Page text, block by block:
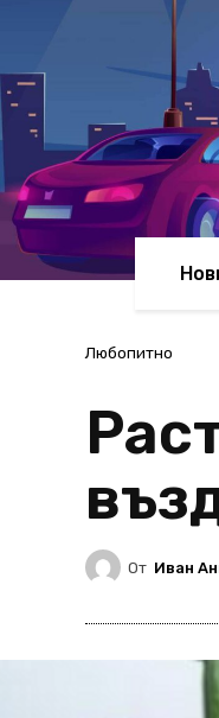
Любопитно
От Иван